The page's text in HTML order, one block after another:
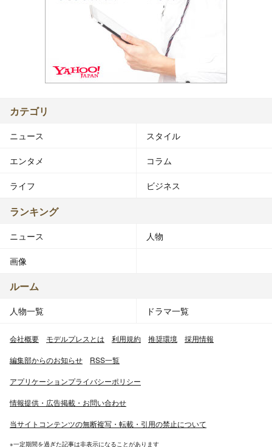
カテゴリ
ニュース スタイル
エンタメ コラム
ライフ ビジネス
ランキング
ニュース 人物
画像
ルーム
人物一覧 ドラマ一覧
会社概要 モデルプレスとは 利用規約 推奨環境 採用情報
編集部からのお知らせ RSS一覧
アプリケーションプライバシーポリシー
情報提供・広告掲載・お問い合わせ
当サイトコンテンツの無断複写・転載・引用の禁止について
※一定期間を過ぎた記事は非表示になることがあります